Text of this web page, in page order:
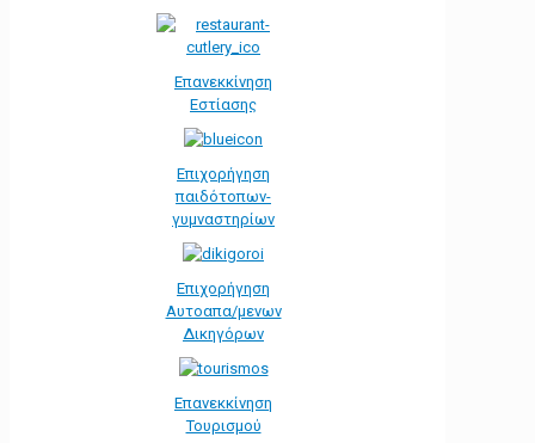
Επανεκκίνηση
Εστίασης
Επιχορήγηση
παιδότοπων-
γυμναστηρίων
Επιχορήγηση
Αυτοαπα/μενων
Δικηγόρων
Επανεκκίνηση
Τουρισμού